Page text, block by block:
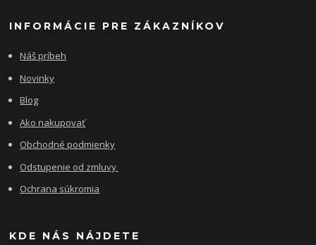
INFORMÁCIE PRE ZÁKAZNÍKOV
Náš príbeh
Novinky
Blog
Ako nakupovať
Obchodné podmienky
Odstupenie od zmluvy
Ochrana súkromia
KDE NÁS NÁJDETE